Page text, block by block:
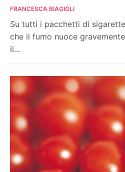
FRANCESCA BIAGIOLI
Su tutti i pacchetti di
che il fumo nuoce
il...